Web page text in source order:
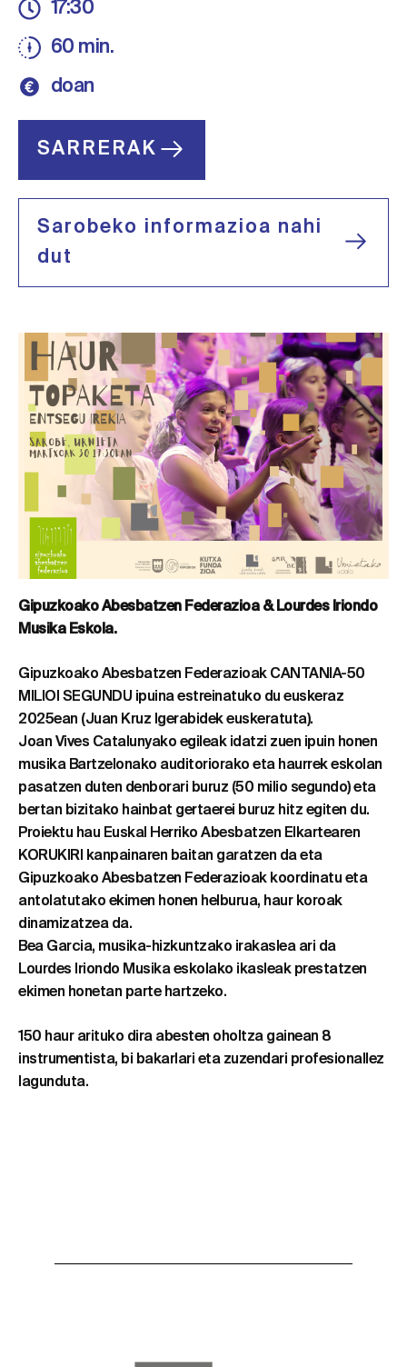
17:30
60 min.
doan
SARRERAK
Sarobeko informazioa nahi
dut
Gipuzkoako Abesbatzen Federazioa & Lourdes Iriondo
Musika Eskola.
Gipuzkoako Abesbatzen Federazioak CANTANIA-50
MILIOI SEGUNDU ipuina estreinatuko du euskeraz
2025ean (Juan Kruz Igerabidek euskeratuta).
Joan Vives Catalunyako egileak idatzi zuen ipuin honen
musika Bartzelonako auditoriorako eta haurrek eskolan
pasatzen duten denborari buruz (50 milio segundo) eta
bertan bizitako hainbat gertaerei buruz hitz egiten du.
Proiektu hau Euskal Herriko Abesbatzen Elkartearen
KORUKIRI kanpainaren baitan garatzen da eta
Gipuzkoako Abesbatzen Federazioak koordinatu eta
antolatutako ekimen honen helburua, haur koroak
dinamizatzea da.
Bea Garcia, musika-hizkuntzako irakaslea ari da
Lourdes Iriondo Musika eskolako ikasleak prestatzen
ekimen honetan parte hartzeko.
150 haur arituko dira abesten oholtza gainean 8
instrumentista, bi bakarlari eta zuzendari profesionallez
lagunduta.